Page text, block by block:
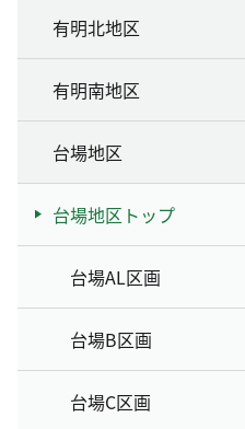
有明北地区
有明南地区
台場地区
台場地区トップ
台場AL区画
台場B区画
台場C区画